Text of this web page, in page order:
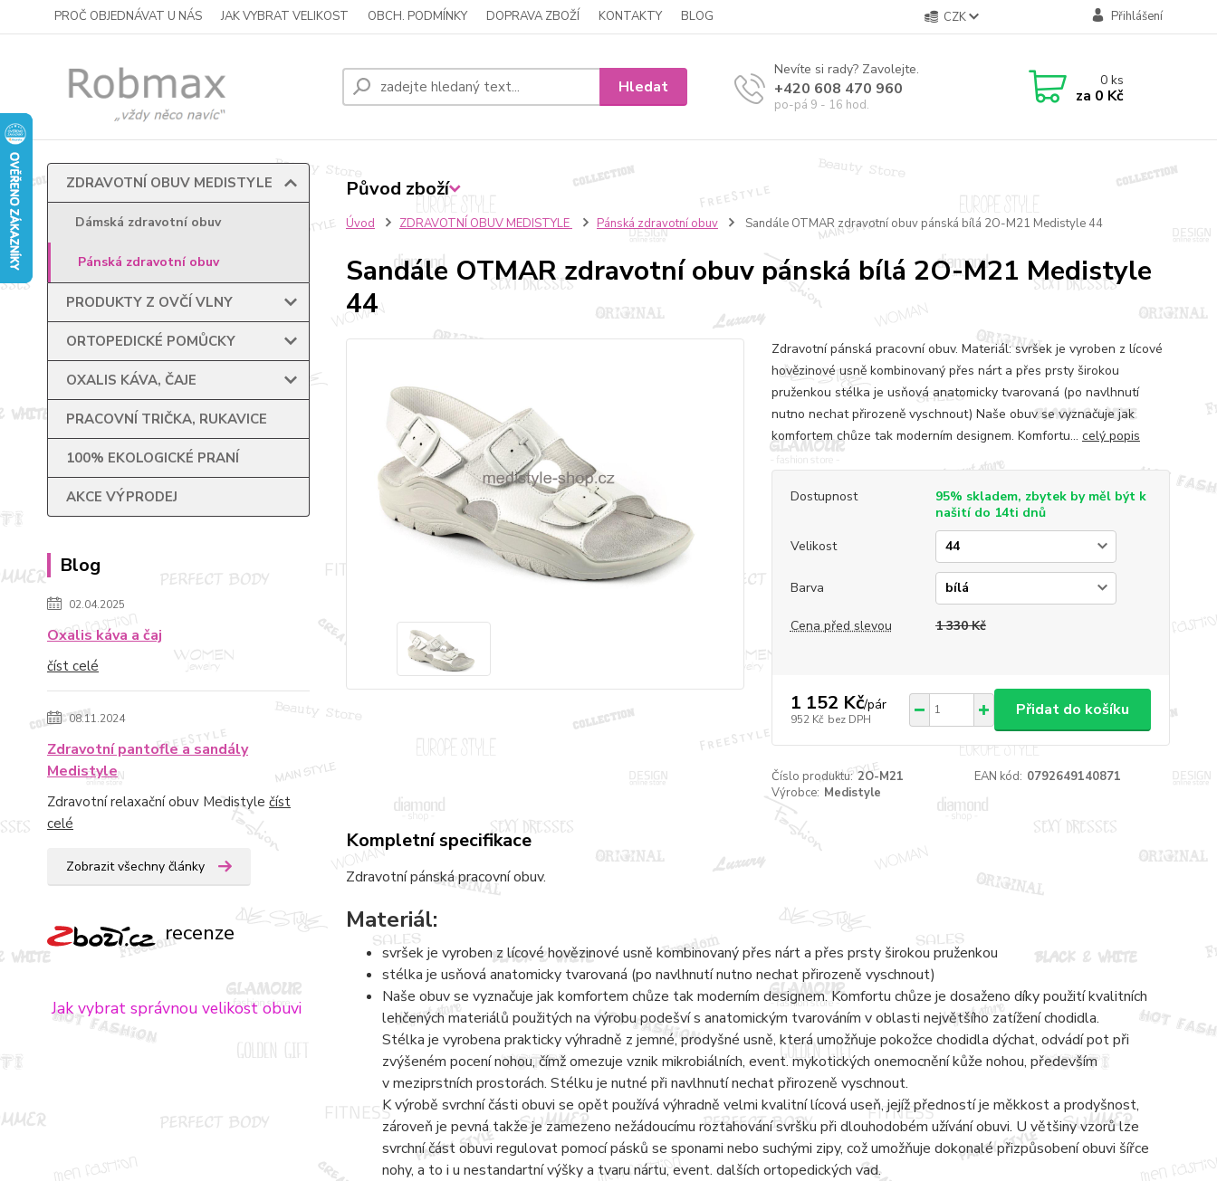
PROČ OBJEDNÁVAT U NÁS JAK VYBRAT VELIKOST OBCH. PODMÍNKY DOPRAVA ZBOŽÍ KONTAKTY BLOG CZK Přihlášení
Hledat
Nevíte si rady? Zavolejte.
+420 608 470 960
po-pá 9 - 16 hod.
0ks
za 0 Kč
ZDRAVOTNÍ OBUV MEDISTYLE
Dámská zdravotní obuv
Pánská zdravotní obuv
PRODUKTY Z OVČÍ VLNY
ORTOPEDICKÉ POMŮCKY
OXALIS KÁVA, ČAJE
PRACOVNÍ TRIČKA, RUKAVICE
100% EKOLOGICKÉ PRANÍ
AKCE VÝPRODEJ
Blog
02.04.2025
Oxalis káva a čaj
číst celé
08.11.2024
Zdravotní pantofle a sandály
Medistyle
Zdravotní relaxační obuv Medistyle číst
celé
Zobrazit všechny články
recenze
Jak vybrat správnou velikost obuvi
Úvod ZDRAVOTNÍ OBUV MEDISTYLE Pánská zdravotní obuv Sandále OTMAR zdravotní obuv pánská bílá 2O-M21 Medistyle 44
Sandále OTMAR zdravotní obuv pánská bílá 2O-M21 Medistyle
44
Zdravotní pánská pracovní obuv. Materiál: svršek je vyroben z lícové
hovězinové usně kombinovaný přes nárt a přes prsty širokou
pruženkou stélka je usňová anatomicky tvarovaná (po navlhnutí
nutno nechat přirozeně vyschnout) Naše obuv se vyznačuje jak
komfortem chůze tak moderním designem. Komfortu... celý popis
Dostupnost
95% skladem, zbytek by měl být k
našití do 14ti dnů
Velikost
Barva
Cena před slevou 1 330 Kč
1 152 Kč/pár
952 Kč bez DPH
Přidat do košíku
Číslo produktu: 2O-M21 EAN kód: 0792649140871
Výrobce: Medistyle
Kompletní specifikace
Zdravotní pánská pracovní obuv.
Materiál:
svršek je vyroben z lícové hovězinové usně kombinovaný přes nárt a přes prsty širokou pruženkou
stélka je usňová anatomicky tvarovaná (po navlhnutí nutno nechat přirozeně vyschnout)
Naše obuv se vyznačuje jak komfortem chůze tak moderním designem. Komfortu chůze je dosaženo díky použití kvalitních
lehčených materiálů použitých na výrobu podešví s anatomickým tvarováním v oblasti největšího zatížení chodidla.
Stélka je vyrobena prakticky výhradně z jemné, prodyšné usně, která umožňuje pokožce chodidla dýchat, odvádí pot při
zvýšeném pocení nohou, čímž omezuje vznik mikrobiálních, event. mykotických onemocnění kůže nohou, především
v meziprstních prostorách. Stélku je nutné při navlhnutí nechat přirozeně vyschnout.
K výrobě svrchní části obuvi se opět používá výhradně velmi kvalitní lícová useň, jejíž předností je měkkost a prodyšnost,
zároveň je pevná takže je zamezeno nežádoucímu roztahování svršku při dlouhodobém užívání obuvi. U většiny vzorů lze
svrchní část obuvi regulovat pomocí pásků se sponami nebo suchými zipy, což umožňuje dokonalé přizpůsobení obuvi šířce
nohy, a to i u nestandartní výšky a tvaru nártu, event. dalších ortopedických vad.
Původ zboží